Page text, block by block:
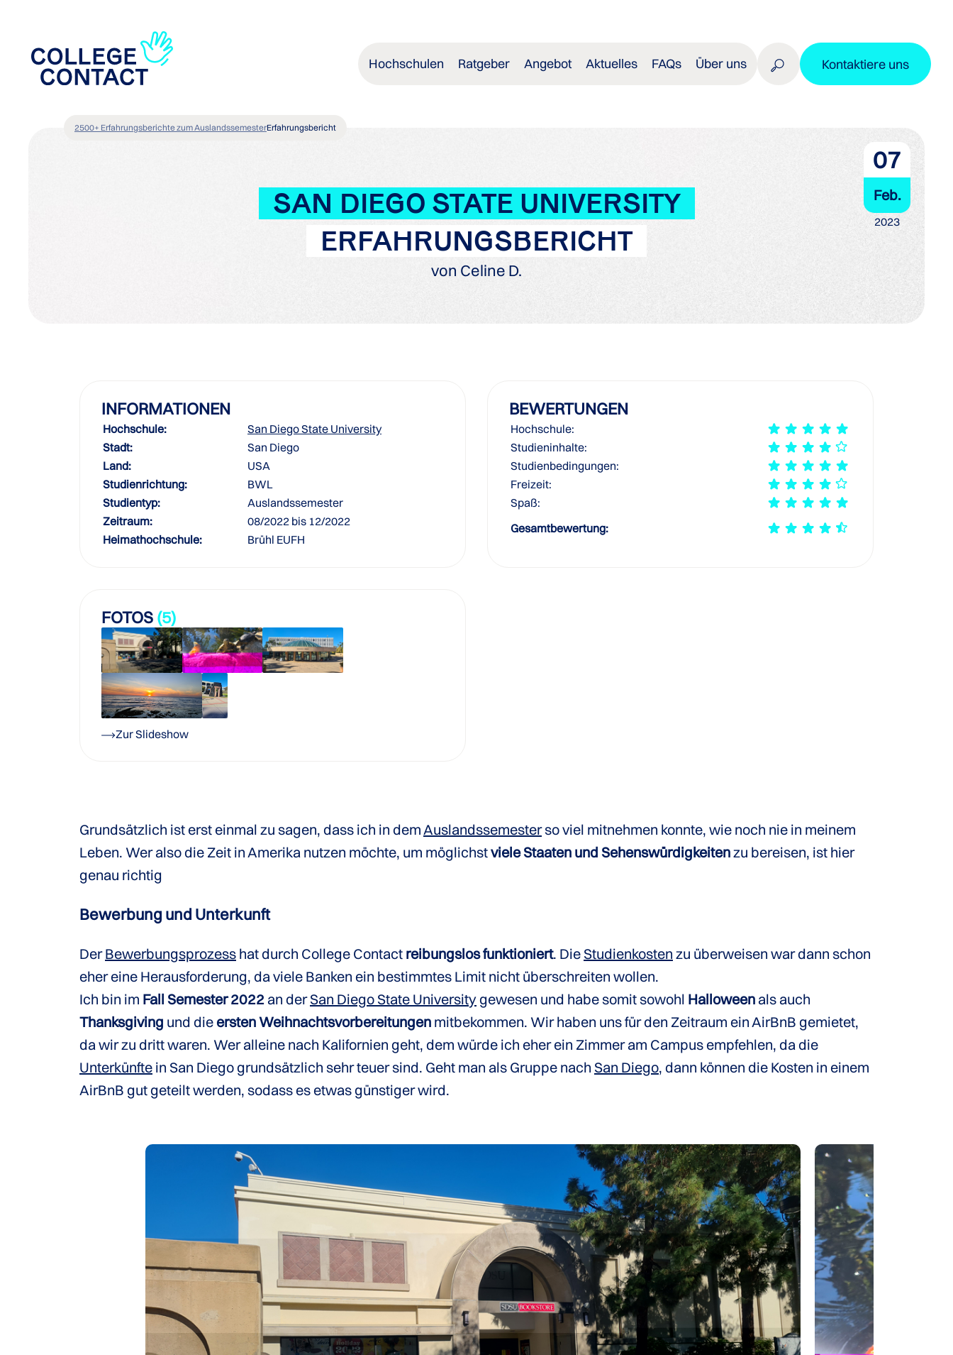
Hochschulen Ratgeber Angebot Aktuelles FAQs Über uns Kontaktiere uns
2500+ Erfahrungsberichte zum AuslandssemesterErfahrungsbericht
SAN DIEGO STATE UNIVERSITY
ERFAHRUNGSBERICHT
von Celine D.
07
Feb.
2023
INFORMATIONEN
Hochschule:
San Diego State University
Stadt:
San Diego
Land:
USA
Studienrichtung:
BWL
Studientyp:
Auslandssemester
Zeitraum:
08/2022 bis 12/2022
Heimathochschule:
Brühl EUFH
BEWERTUNGEN
Hochschule:
Studieninhalte:
Studienbedingungen:
Freizeit:
Spaß:
Gesamtbewertung:
FOTOS (5)
Zur Slideshow
Grundsätzlich ist erst einmal zu sagen, dass ich in demAuslandssemesterso viel mitnehmen konnte, wie noch nie in meinem
Leben. Wer also die Zeit in Amerika nutzen möchte, um möglichstviele Staaten und Sehenswürdigkeitenzu bereisen, ist hier
genau richtig
Bewerbung und Unterkunft
DerBewerbungsprozess hat durch College Contact reibungslos funktioniert. Die Studienkosten zu überweisen war dann schon
eher eine Herausforderung, da viele Banken ein bestimmtes Limit nicht überschreiten wollen.
Ich bin im Fall Semester 2022 an derSan Diego State Universitygewesen und habe somit sowohl Halloween als auch
Thanksgiving und dieersten Weihnachtsvorbereitungen mitbekommen. Wir haben uns für den Zeitraum ein AirBnB gemietet,
da wir zu dritt waren. Wer alleine nach Kalifornien geht, dem würde ich eher ein Zimmer am Campus empfehlen, da die
Unterkünfte in San Diego grundsätzlich sehr teuer sind. Geht man als Gruppe nach San Diego, dann können die Kosten in einem
AirBnB gut geteilt werden, sodass es etwas günstiger wird.